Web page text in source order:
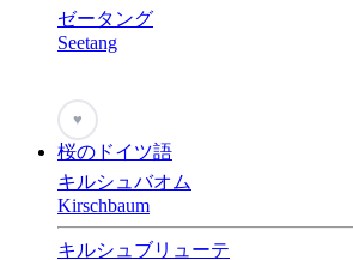
ゼータング
Seetang
♥
桜のドイツ語
キルシュバオム
Kirschbaum
キルシュブリューテ